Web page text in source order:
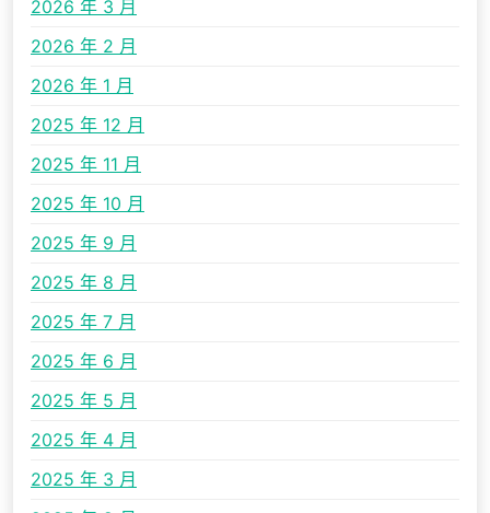
2026 年 3 月
2026 年 2 月
2026 年 1 月
2025 年 12 月
2025 年 11 月
2025 年 10 月
2025 年 9 月
2025 年 8 月
2025 年 7 月
2025 年 6 月
2025 年 5 月
2025 年 4 月
2025 年 3 月